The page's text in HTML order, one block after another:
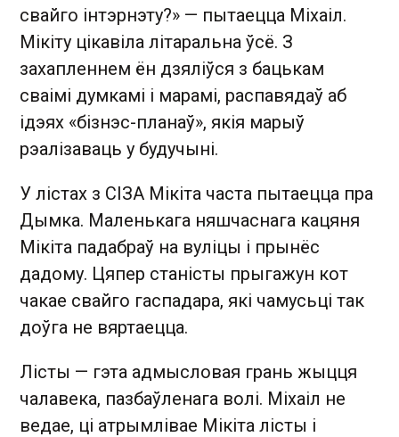
свайго інтэрнэту?» — пытаецца Міхаіл.
Мікіту цікавіла літаральна ўсё. З
захапленнем ён дзяліўся з бацькам
сваімі думкамі і марамі, распавядаў аб
ідэях «бізнэс-планаў», якія марыў
рэалізаваць у будучыні.
У лістах з СІЗА Мікіта часта пытаецца пра
Дымка. Маленькага няшчаснага кацяня
Мікіта падабраў на вуліцы і прынёс
дадому. Цяпер станісты прыгажун кот
чакае свайго гаспадара, які чамусьці так
доўга не вяртаецца.
Лісты — гэта адмысловая грань жыцця
чалавека, пазбаўленага волі. Міхаіл не
ведае, ці атрымлівае Мікіта лісты і